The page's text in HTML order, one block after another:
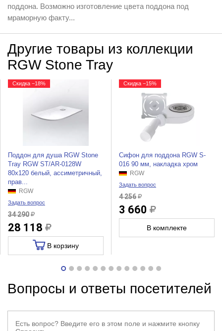
поддона. Возможно изготовление цвета поддона под
мраморную факту...
Другие товары из коллекции
RGW Stone Tray
Скидка −18%
Поддон для душа RGW Stone
Tray RGW ST/AR-0128W
80x120 белый, ассиметричный,
прав...
RGW
Задать вопрос
34 290
28 118
В корзину
Скидка −15%
Сифон для поддона RGW S-
016 90 мм, накладка хром
RGW
Задать вопрос
4 256
3 660
В комплекте
Вопросы и ответы посетителей